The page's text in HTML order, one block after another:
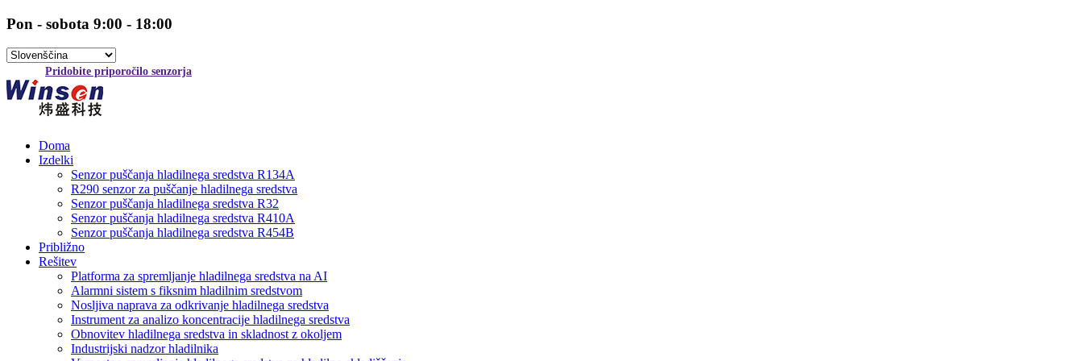
Pon - sobota 9:00 - 18:00
Pridobite priporočilo senzorja
Doma
Izdelki
Senzor puščanja hladilnega sredstva R134A
R290 senzor za puščanje hladilnega sredstva
Senzor puščanja hladilnega sredstva R32
Senzor puščanja hladilnega sredstva R410A
Senzor puščanja hladilnega sredstva R454B
Približno
Rešitev
Platforma za spremljanje hladilnega sredstva na AI
Alarmni sistem s fiksnim hladilnim sredstvom
Nosljiva naprava za odkrivanje hladilnega sredstva
Instrument za analizo koncentracije hladilnega sredstva
Obnovitev hladilnega sredstva in skladnost z okoljem
Industrijski nadzor hladilnika